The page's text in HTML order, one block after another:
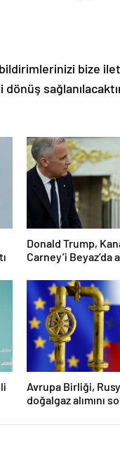
bize
Donald Trump,
Carney’i Beyaz’da
Avrupa Birliği,
doğalgaz alımını